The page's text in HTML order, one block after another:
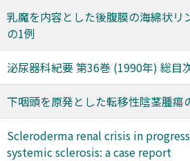
乳魔を内容とした後腹膜の海綿状リ
の1例
泌尿器科紀要 第36巻 (1990年) 総目
下咽頭を原発とした転移性陰茎腫瘍
Scleroderma renal crisis in
systemic sclerosis: a case report